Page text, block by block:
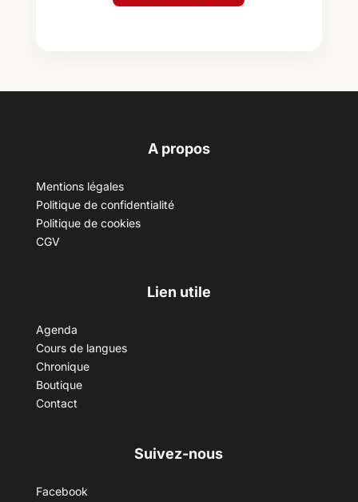
A propos
Mentions légales
Politique de confidentialité
Politique de cookies
CGV
Lien utile
Agenda
Cours de langues
Chronique
Boutique
Contact
Suivez-nous
Facebook